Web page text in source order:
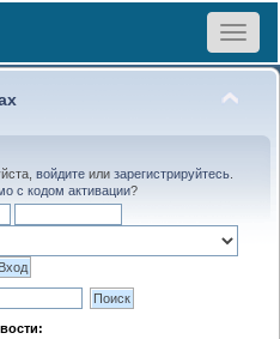
Toggle
войдитеили зарегистрируйтесь.
с кодом активации?